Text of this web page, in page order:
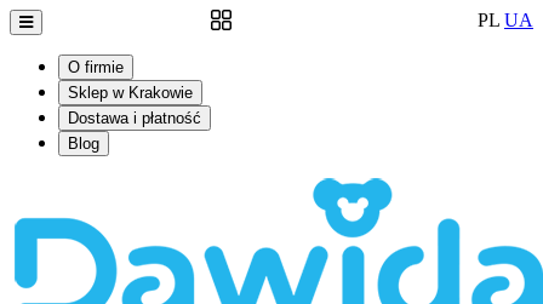
O firmie
Sklep w Krakowie
Dostawa i płatność
Blog
PL UA